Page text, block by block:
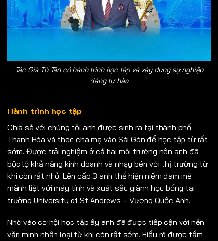
Tác Giá Tố Tân có hành trình học tập và xây dựng sự nghiệp
đáng tự hào
Hành trình học tập
Chia sẻ với chúng tôi anh được sinh ra tại thành phố
Thanh Hóa và theo cha mẹ vào Sài Gòn để học tập từ rất
sớm. Được trải nghiệm ở cả hai môi trường nên anh đã
bộc lộ khả năng kinh doanh và nhạy bén với thị trường từ
khi còn rất nhỏ. Lên cấp 3 anh thể hiện niềm đam mê
mãnh liệt với máy tính và xuất sắc giành học bổng tại
trường University of St Andrews – Vương Quốc Anh.
Nhờ vào cơ hội học tập ấy anh đã được tiếp cận với nền
văn minh nhân loại từ khi còn rất sớm. Hiểu rõ được tầm